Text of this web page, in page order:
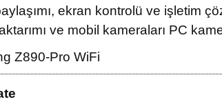
ekran kontrolü ve işletim
ve mobil kameraları PC